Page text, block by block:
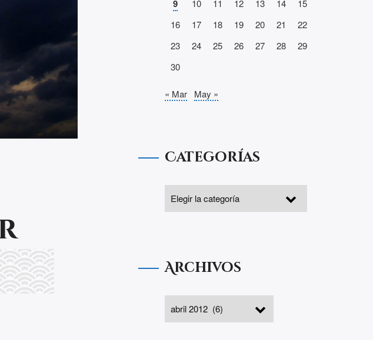
9 10 11 12 13 14
15
16
17 18 19 20 21
22
23
24 25 26 27 28
29
30
« Mar May »
Categorías
Archivos